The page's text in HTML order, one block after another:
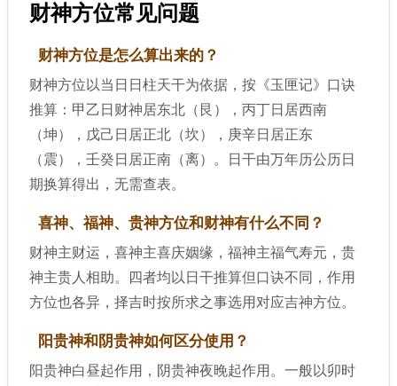
财神方位常见问题
财神方位是怎么算出来的？
财神方位以当日日柱天干为依据，按《玉匣记》口诀
推算：甲乙日财神居东北（艮），丙丁日居西南
（坤），戊己日居正北（坎），庚辛日居正东
（震），壬癸日居正南（离）。日干由万年历公历日
期换算得出，无需查表。
喜神、福神、贵神方位和财神有什么不同？
财神主财运，喜神主喜庆姻缘，福神主福气寿元，贵
神主贵人相助。四者均以日干推算但口诀不同，作用
方位也各异，择吉时按所求之事选用对应吉神方位。
阳贵神和阴贵神如何区分使用？
阳贵神白昼起作用，阴贵神夜晚起作用。一般以卯时